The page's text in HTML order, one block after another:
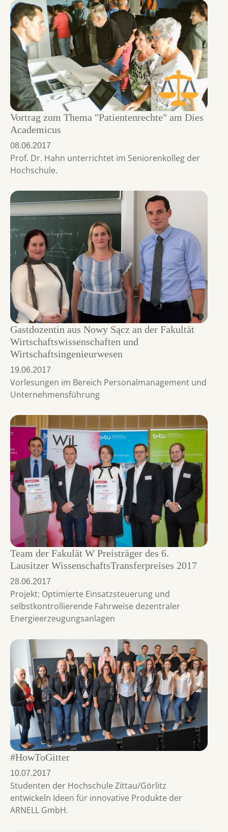
Vortrag zum Thema "Patientenrechte" am Dies
Academicus
08.06.2017
Prof. Dr. Hahn unterrichtet im Seniorenkolleg der
Hochschule.
Gastdozentin aus Nowy Sącz an der Fakultät
Wirtschaftswissenschaften und
Wirtschaftsingenieurwesen
19.06.2017
Vorlesungen im Bereich Personalmanagement und
Unternehmensführung
Team der Fakulät W Preisträger des 6.
Lausitzer WissenschaftsTransferpreises 2017
28.06.2017
Projekt: Optimierte Einsatzsteuerung und
selbstkontrollierende Fahrweise dezentraler
Energieerzeugungsanlagen
#HowToGitter
10.07.2017
Studenten der Hochschule Zittau/Görlitz
entwickeln Ideen für innovative Produkte der
ARNELL GmbH.